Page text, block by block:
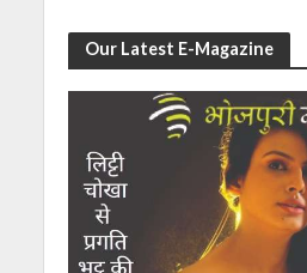
Our Latest E-Magazine